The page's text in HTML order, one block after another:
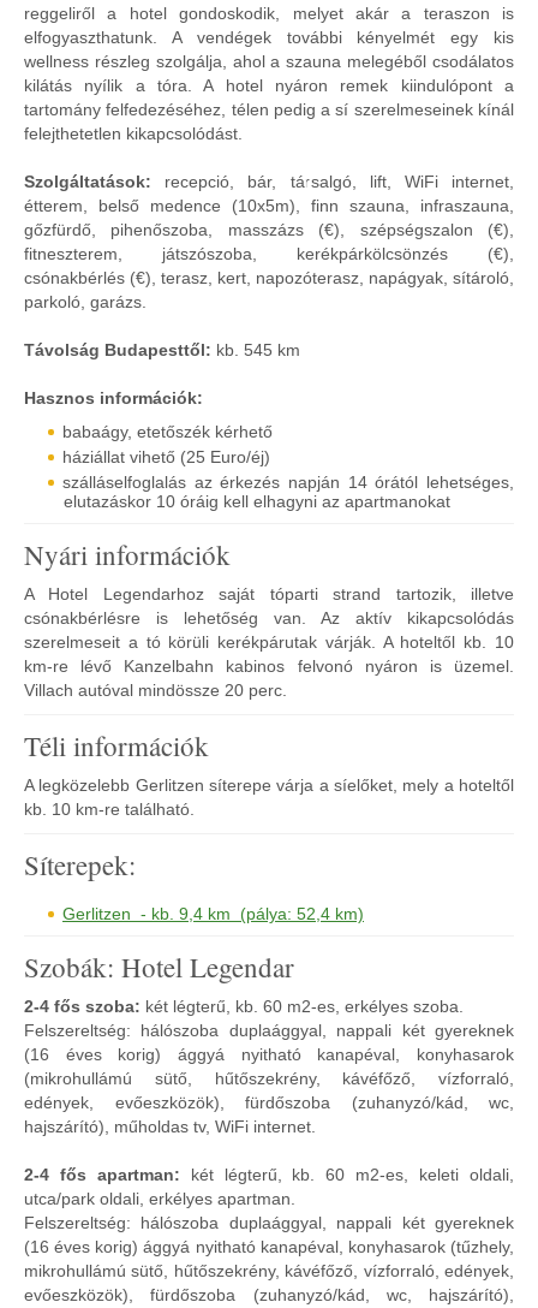
reggeliről a hotel gondoskodik, melyet akár a teraszon is
elfogyaszthatunk. A vendégek további kényelmét egy kis
wellness részleg szolgálja, ahol a szauna melegéből csodálatos
kilátás nyílik a tóra. A hotel nyáron remek kiindulópont a
tartomány felfedezéséhez, télen pedig a sí szerelmeseinek kínál
felejthetetlen kikapcsolódást.
Szolgáltatások: recepció, bár, társalgó, lift, WiFi internet,
étterem, belső medence (10x5m), finn szauna, infraszauna,
gőzfürdő, pihenőszoba, masszázs (€), szépségszalon (€),
fitneszterem, játszószoba, kerékpárkölcsönzés (€),
csónakbérlés (€), terasz, kert, napozóterasz, napágyak, sítároló,
parkoló, garázs.
Távolság Budapesttől: kb. 545 km
Hasznos információk:
babaágy, etetőszék kérhető
háziállat vihető (25 Euro/éj)
szálláselfoglalás az érkezés napján 14 órától lehetséges,
elutazáskor 10 óráig kell elhagyni az apartmanokat
Nyári információk
A Hotel Legendarhoz saját tóparti strand tartozik, illetve
csónakbérlésre is lehetőség van. Az aktív kikapcsolódás
szerelmeseit a tó körüli kerékpárutak várják. A hoteltől kb. 10
km-re lévő Kanzelbahn kabinos felvonó nyáron is üzemel.
Villach autóval mindössze 20 perc.
Téli információk
A legközelebb Gerlitzen síterepe várja a síelőket, mely a hoteltől
kb. 10 km-re található.
Síterepek:
Gerlitzen - kb. 9,4 km (pálya: 52,4 km)
Szobák: Hotel Legendar
2-4 fős szoba: két légterű, kb. 60 m2-es, erkélyes szoba.
Felszereltség: hálószoba duplaággyal, nappali két gyereknek
(16 éves korig) ággyá nyitható kanapéval, konyhasarok
(mikrohullámú sütő, hűtőszekrény, kávéfőző, vízforraló,
edények, evőeszközök), fürdőszoba (zuhanyzó/kád, wc,
hajszárító), műholdas tv, WiFi internet.
2-4 fős apartman: két légterű, kb. 60 m2-es, keleti oldali,
utca/park oldali, erkélyes apartman.
Felszereltség: hálószoba duplaággyal, nappali két gyereknek
(16 éves korig) ággyá nyitható kanapéval, konyhasarok (tűzhely,
mikrohullámú sütő, hűtőszekrény, kávéfőző, vízforraló, edények,
evőeszközök), fürdőszoba (zuhanyzó/kád, wc, hajszárító),